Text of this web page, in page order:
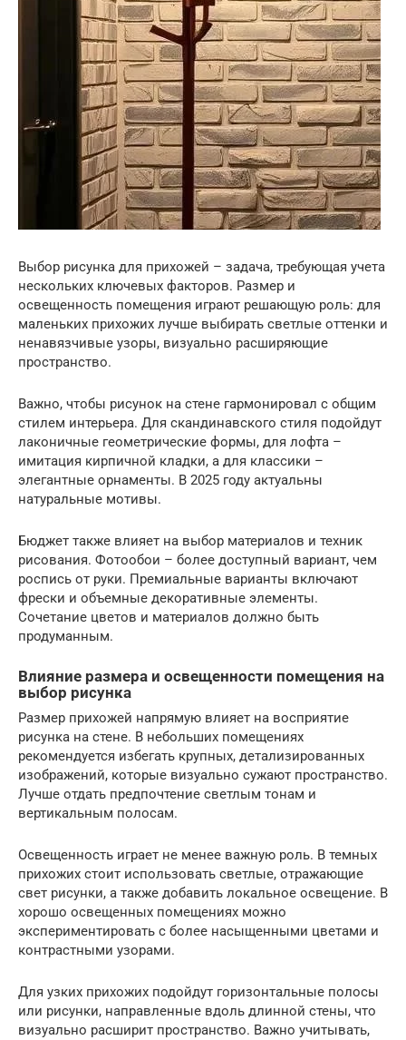
Выбор рисунка для прихожей – задача, требующая учета
нескольких ключевых факторов. Размер и
освещенность помещения играют решающую роль: для
маленьких прихожих лучше выбирать светлые оттенки и
ненавязчивые узоры, визуально расширяющие
пространство.
Важно, чтобы рисунок на стене гармонировал с общим
стилем интерьера. Для скандинавского стиля подойдут
лаконичные геометрические формы, для лофта –
имитация кирпичной кладки, а для классики –
элегантные орнаменты. В 2025 году актуальны
натуральные мотивы.
Бюджет также влияет на выбор материалов и техник
рисования. Фотообои – более доступный вариант, чем
роспись от руки. Премиальные варианты включают
фрески и объемные декоративные элементы.
Сочетание цветов и материалов должно быть
продуманным.
Влияние размера и освещенности помещения на
выбор рисунка
Размер прихожей напрямую влияет на восприятие
рисунка на стене. В небольших помещениях
рекомендуется избегать крупных, детализированных
изображений, которые визуально сужают пространство.
Лучше отдать предпочтение светлым тонам и
вертикальным полосам.
Освещенность играет не менее важную роль. В темных
прихожих стоит использовать светлые, отражающие
свет рисунки, а также добавить локальное освещение. В
хорошо освещенных помещениях можно
экспериментировать с более насыщенными цветами и
контрастными узорами.
Для узких прихожих подойдут горизонтальные полосы
или рисунки, направленные вдоль длинной стены, что
визуально расширит пространство. Важно учитывать,